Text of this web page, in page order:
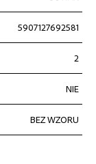
5907127692581
2
NIE
BEZ WZORU